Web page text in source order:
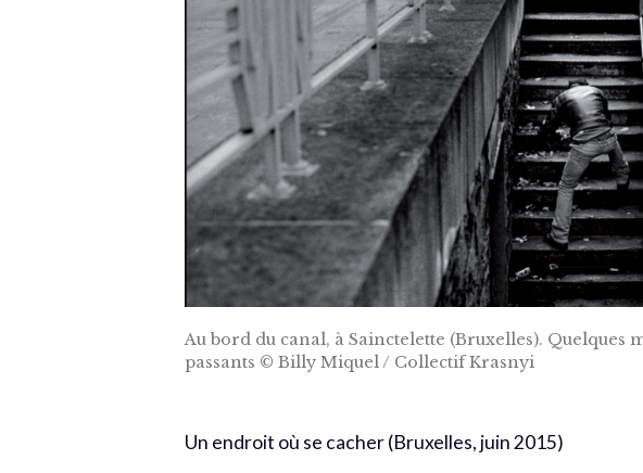
Au bord du canal, à Sainctelette (Bruxelles). Quelques
passants © Billy Miquel / Collectif Krasnyi
Un endroit où se cacher (Bruxelles, juin 2015)